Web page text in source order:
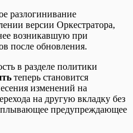
разлогинивание
версии Оркестратора,
возникавшую при
после обновления.
в разделе политики
теперь становится
изменений на
на другую вкладку без
предупреждающее